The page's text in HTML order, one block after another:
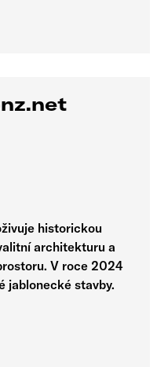
historickou
architekturu a
V roce 2024
jablonecké stavby.